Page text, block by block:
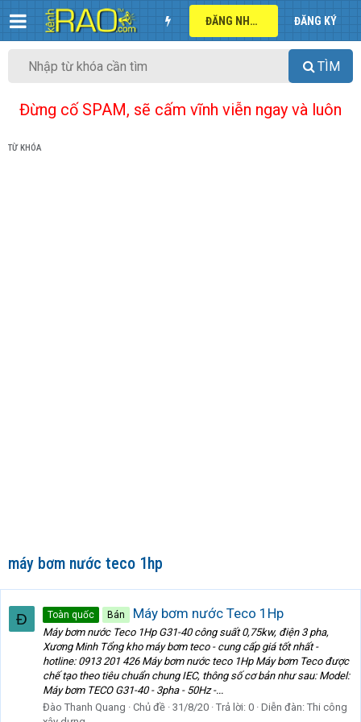
ĐĂNG NHẬP ĐĂNG KÝ
TÌM
Đừng cố SPAM, sẽ cấm vĩnh viễn ngay và luôn
TỪ KHÓA
máy bơm nước teco 1hp
Đ Toàn quốc Bán Máy bơm nước Teco 1Hp
Máy bơm nước Teco 1Hp G31-40 công suất 0,75kw, điện 3 pha,
Xương Minh Tổng kho máy bơm teco - cung cấp giá tốt nhất -
hotline: 0913 201 426 Máy bơm nước teco 1Hp Máy bơm Teco được
chế tạo theo tiêu chuẩn chung IEC, thông số cơ bản như sau: Model:
Máy bơm TECO G31-40 - 3pha - 50Hz -...
Đào Thanh Quang
Chủ đề 31/8/20 Trả lời: 0 Diễn đàn: Thi công